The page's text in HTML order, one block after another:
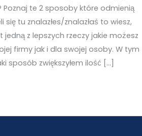
te 2 sposoby które odmienią
tu znalazłes/znalazłaś to wiesz,
z lepszych rzeczy jakie możesz
firmy jak i dla swojej osoby. W tym
sposób zwiększyłem ilość […]